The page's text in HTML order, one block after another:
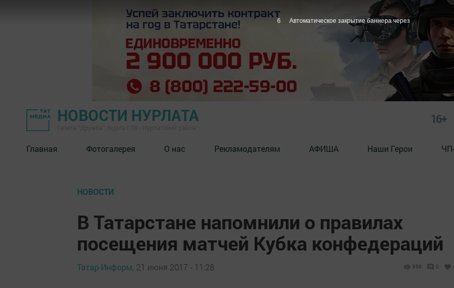
НОВОСТИ НУРЛАТА 16+
Главная Фотогалерея О нас Рекламодателям АФИША Наши Герои
НОВОСТИ
В Татарстане напомнили о правилах
посещения матчей Кубка конфедераций
Татар-Информ, 21 июня 2017 - 11:28 858 0
5 Автоматическое закрытие баннера через